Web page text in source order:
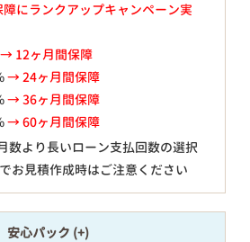
にランクアップキャンペーン実
→ 12ヶ月間保障
→ 24ヶ月間保障
→ 36ヶ月間保障
→ 60ヶ月間保障
数より長いローン支払回数の選択
お見積作成時はご注意ください
安心パック